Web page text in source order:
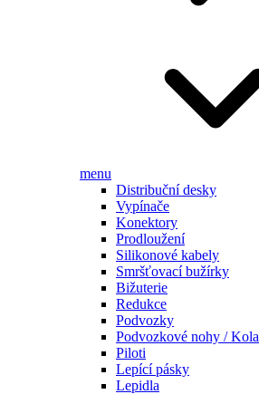
menu
Distribuční desky
Vypínače
Konektory
Prodloužení
Silikonové kabely
Smršťovací bužírky
Bižuterie
Redukce
Podvozky
Podvozkové nohy / Kola
Piloti
Lepící pásky
Lepidla